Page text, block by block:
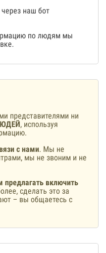
наш бот
по людям мы
представителями ни
, используя
с нами. Мы не
мы не звоним и не
включить
сделать это за
– вы общаетесь с